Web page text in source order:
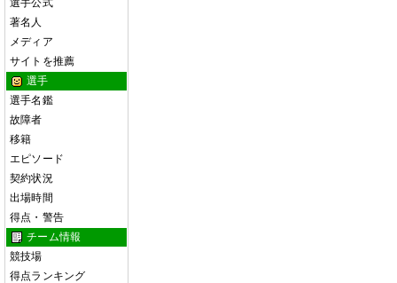
選手公式
著名人
メディア
サイトを推薦
選手
選手名鑑
故障者
移籍
エピソード
契約状況
出場時間
得点・警告
チーム情報
競技場
得点ランキング